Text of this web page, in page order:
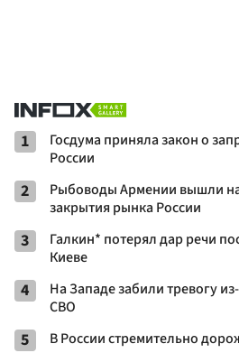
1
Госдума приняла закон о
России
2
Рыбоводы Армении вышли
закрытия рынка России
3
Галкин* потерял дар речи
Киеве
4
На Западе забили тревогу
СВО
5 В России стремительно